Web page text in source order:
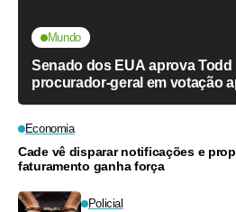
Mundo
Senado dos EUA aprova
procurador-geral em votação
Economia
Cade vê disparar notificações e
faturamento ganha força
Policial